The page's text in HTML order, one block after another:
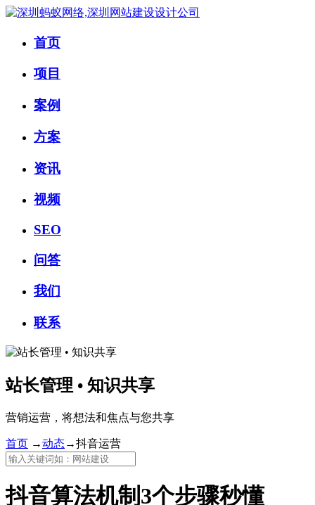
首页
项目
案例
方案
资讯
视频
SEO
问答
我们
联系
站长管理 • 知识共享
营销运营，将想法和焦点与您共享
首页 →动态→抖音运营
抖音算法机制3个步骤秒懂